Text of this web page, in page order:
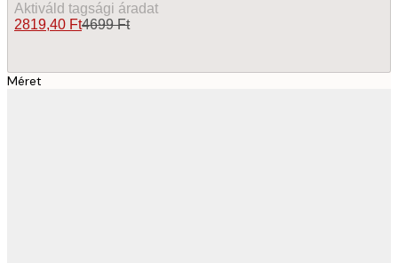
Aktiváld tagsági áradat
2819,40 Ft4699 Ft
Méret